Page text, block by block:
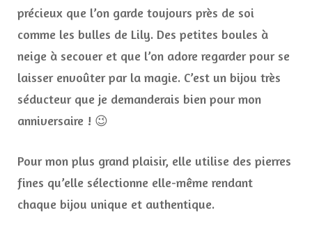
précieux que l’on garde toujours près de soi
comme les bulles de Lily. Des petites boules à
neige à secouer et que l’on adore regarder pour se
laisser envoûter par la magie. C’est un bijou très
séducteur que je demanderais bien pour mon
anniversaire ! 😉
Pour mon plus grand plaisir, elle utilise des pierres
fines qu’elle sélectionne elle-même rendant
chaque bijou unique et authentique.